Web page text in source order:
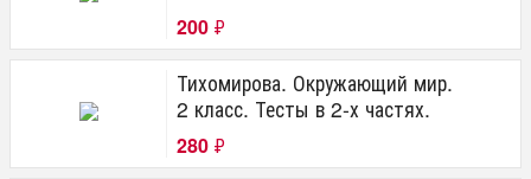
200 ₽
Тихомирова. Окружающий мир.
2 класс. Тесты в 2-х частях.
280 ₽